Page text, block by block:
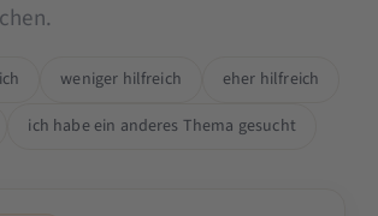
weniger hilfreich
eher hilfreich
ich habe ein anderes Thema gesucht